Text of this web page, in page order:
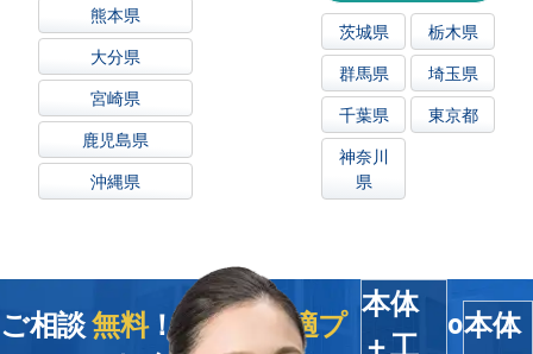
茨城県
栃木県
群馬県
埼玉県
千葉県
東京都
神奈川
県
熊本県
大分県
宮崎県
鹿児島県
沖縄県
ご相談無料！今すぐ
最適プ
本体
＋工
o本体